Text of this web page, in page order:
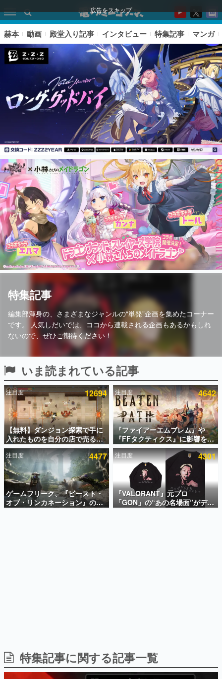
広告をスキップ
ピックアップ
電ファミのいま読まれている記事ランキング
アプリセール情報
インタビュー
連載・特集一覧
殿堂入り記事
SNS拡散数が数千以上！ ページビュー数万以上！ などな
ど。多くの人々に読まれた、電ファミ渾身の“殿堂入り”記
事をまとめました。
ゲームの企画書
名作ゲームクリエイターの方々に製作時のエピソードをお
聞きし、ヒットする企画（ゲーム）とは何か？を探ってい
きます。
赫本
この物語を解いてはいけない。『赫本』は、〈試験問題〉
の形をした短編ホラー小説集です。
新世代に訊く
これからのデジタルゲーム市場を担う若きクリエイター達
の姿を追い、彼らのルーツと情熱を探っていきます。
ゲーム世代の作家たち
ゲームに多大な影響を受けた作家さんに取材し、ゲームが
日本のコンテンツ産業やカルチャーに与えた影響を探る企
画です。
日本モバイルゲーム産業史
日本のモバイルゲーム史における主要なトピック・タイト
ルを網羅するほか、開発者へのインタビューや識者による
解説を掲載。約20年の歴史が一望できる決定版！
特集記事
赫本 動画 殿堂入り記事 インタビュー 特集記事 マンガ
特集記事
編集部渾身の、さまざまなジャンルの“単発”企画を集めたコーナー
です。
人気しだいでは、ココから連載される企画もあるかもしれ
ないので、ぜひご期待ください！
いま読まれている記事
注目度 12694
【無料】ダンジョン探索で手に
入れたものを自分の店で売るゲ
ーム『Moonlighter』がSteam
にて無料配布中！続編
『Moonlighter 2』の9月2日正
式リリースを記念したキャンペ
ーン
注目度 4642
『ファイアーエムブレム』や
『FFタクティクス』に影響を受
けた新作戦略RPG『Beaten
Path』2027年に発売へ。
PC（Steam）、PS5、Xbox、
Switch向けにリリース予定
注目度 4477
ゲームフリーク、『ビースト・
オブ・リンカネーション』の継
続的なアプデ方針を表明。ユー
注目度 4301
『VALORANT』元プロ
「GON」の“あの名場面”がデザ
インされた新作グッズが本日8月
特集記事に関する記事一覧